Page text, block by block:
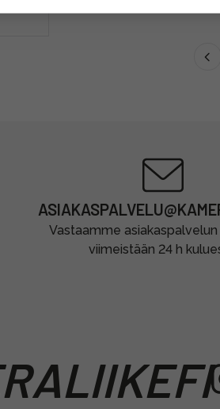
Vastaamme
viimeistään 24 h